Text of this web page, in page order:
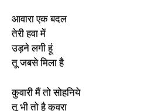
आवारा एक बदल
तेरी हवा में
उड़ने लगी हूं
तू जबसे मिला है
कुवारी मैं तो सोहनिये
तू भी तो है कुवरा